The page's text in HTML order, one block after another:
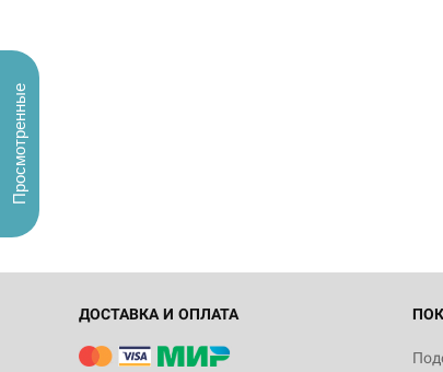
ДОСТАВКА И ОПЛАТА
Просмотренные